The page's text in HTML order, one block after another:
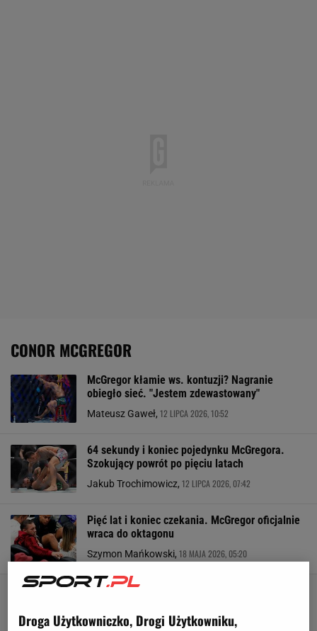
CONOR MCGREGOR
McGregor kłamie ws. kontuzji? Nagranie
obiegło sieć. "Jestem zdewastowany"
Mateusz Gaweł, 12 LIPCA 2026, 10:52
64 sekundy i koniec pojedynku McGregora.
Szokujący powrót po pięciu latach
Jakub Trochimowicz, 12 LIPCA 2026, 07:42
Pięć lat i koniec czekania. McGregor oficjalnie
wraca do oktagonu
Szymon Mańkowski, 18 MAJA 2026, 05:20
Droga Użytkowniczko, Drogi Użytkowniku,